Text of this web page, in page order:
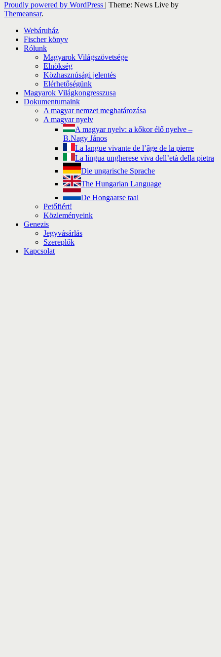
Proudly powered by WordPress | Theme: News Live by
Themeansar.
Webáruház
Fischer könyv
Rólunk
Magyarok Világszövetsége
Elnökség
Közhasznúsági jelentés
Elérhetőségünk
Magyarok Világkongresszusa
Dokumentumaink
A magyar nemzet meghatározása
A magyar nyelv
A magyar nyelv: a kőkor élő nyelve –
B.Nagy János
La langue vivante de l’âge de la pierre
La lingua ungherese viva dell’età della pietra
Die ungarische Sprache
The Hungarian Language
De Hongaarse taal
Petőfiért!
Közleményeink
Genezis
Jegyvásárlás
Szereplők
Kapcsolat